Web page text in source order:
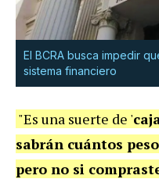
El BCRA busca impedir
sistema financiero
"Es una suerte de '
sabrán cuántos
pero no si